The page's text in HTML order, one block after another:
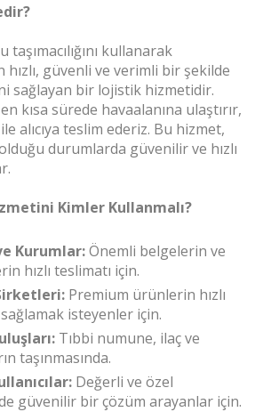
kullanarak
güvenli ve verimli bir şekilde
sağlayan bir lojistik hizmetidir.
kısa sürede havaalanına ulaştırır,
alıcıya teslim ederiz. Bu hizmet,
durumlarda güvenilir ve hızlı
Kimler Kullanmalı?
Kurumlar:Önemli belgelerin ve
hızlı teslimatı için.
Premium ürünlerin hızlı
sağlamak isteyenler için.
Tıbbi numune, ilaç ve
taşınmasında.
Değerli ve özel
güvenilir bir çözüm arayanlar için.